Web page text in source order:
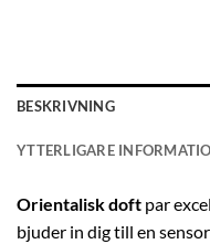
BESKRIVNING
YTTERLIGARE
Orientalisk doft par
bjuder in dig till en